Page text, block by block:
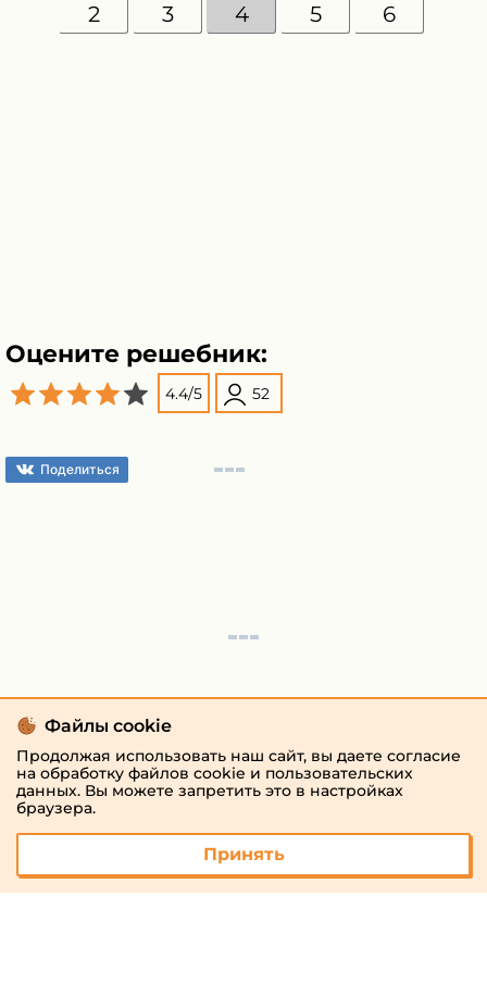
2 3 4 5 6
Оцените решебник:
4.4/5 52
Поделиться
Файлы cookie
Продолжая использовать наш сайт, вы даете согласие
на обработку файлов cookie и пользовательских
данных. Вы можете запретить это в настройках
браузера.
Принять